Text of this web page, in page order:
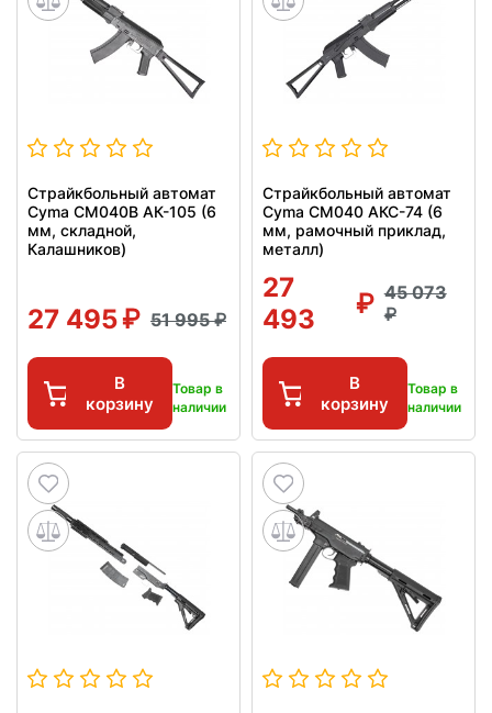
Страйкбольный автомат
Cyma CM040B АК-105 (6
мм, складной,
Калашников)
27 495 51 995
В
корзину
Товар в
наличии
Страйкбольный автомат
Cyma CM040 АКС-74 (6
мм, рамочный приклад,
металл)
27
493
45 073
В
корзину
Товар в
наличии